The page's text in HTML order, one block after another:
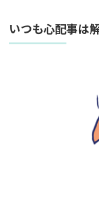
いつも心配事は